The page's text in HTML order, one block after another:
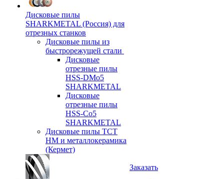
Дисковые пилы
SHARKMETAL (Россия) для
отрезных станков
Дисковые пилы из
быстрорежущей стали
Дисковые
отрезные пилы
HSS-DMo5
SHARKMETAL
Дисковые
отрезные пилы
HSS-Co5
SHARKMETAL
Дисковые пилы ТСТ
НМ и металлокерамика
(Кермет)
Заказать